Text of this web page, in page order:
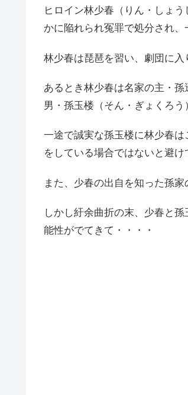
ヒロイン林少春（りん・しょ
かに陥れられ冤罪で処分され、
林少春は琵琶を習い、劇団に入
あるとき林少春は名家の主・
男・孫玉楼（そん・ぎょくろう
一途で誠実な孫玉楼に林少春
をしている場合ではないと避け
また、少春の出自を知った孫家
しかし紆余曲折の末、少春と
能性がでてきて・・・・